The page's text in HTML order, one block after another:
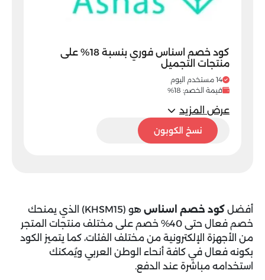
كود خصم اسناس فوري بنسبة 18% على
منتجات التجميل
14 مستخدم اليوم
قيمة الخصم: 18%
عرض المزيد
KHSM15
نسخ الكوبون
أفضل كود خصم اسناس
هو (KHSM15) الذي يمنحك
خصم فعال حتى 40% خصم على مختلف منتجات المتجر
من الأجهزة الإلكترونية من مختلف الفئات، كما يتميز الكود
بكونه فعال في كافة أنحاء الوطن العربي ويُمكنك
استخدامه مباشرة عند الدفع.